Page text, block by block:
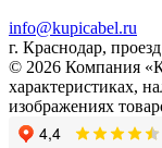
info@kupicabel.ru
г. Краснодар,
© 2026 Компания
характеристиках,
изображениях